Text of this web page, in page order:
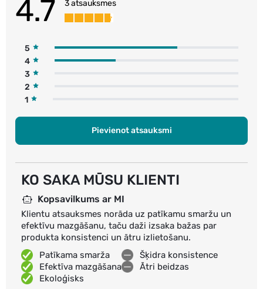
4.7 3 atsauksmes
5
4
3
2
1
Pievienot atsauksmi
KO SAKA MŪSU KLIENTI
Kopsavilkums ar MI
Klientu atsauksmes norāda uz patīkamu smaržu un
efektīvu mazgāšanu, taču daži izsaka bažas par
produkta konsistenci un ātru izlietošanu.
Patīkama smarža
Efektīva mazgāšana
Ekoloģisks
Šķidra konsistence
Ātri beidzas